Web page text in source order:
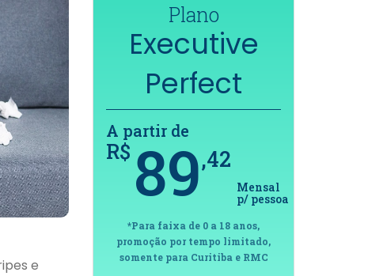
e
,42
Mensal
p/ pessoa
Plano
Executive
Premium
A partir de
R$ 111,40
Mensal
p/ pessoa
*Para faixa de 0 a 18 anos, sem
obstetrícia. Somente para Curitiba
e RMC